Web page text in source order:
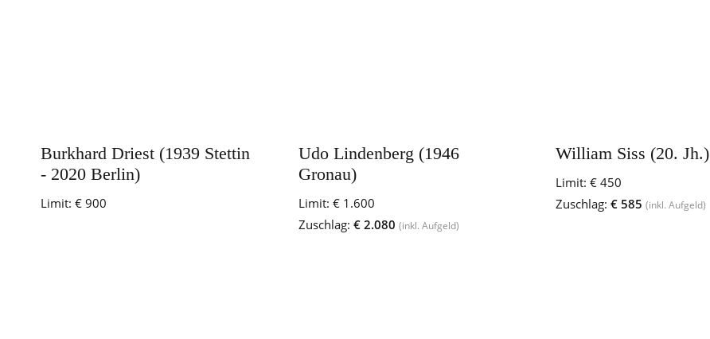
Burkhard Driest (1939 Stettin
- 2020 Berlin)
Limit: € 900
Udo Lindenberg (1946
Gronau)
Limit: € 1.600
Zuschlag: € 2.080 (inkl. Aufgeld)
William Siss (20. Jh.)
Limit: € 450
Zuschlag: € 585 (inkl. Aufgeld)